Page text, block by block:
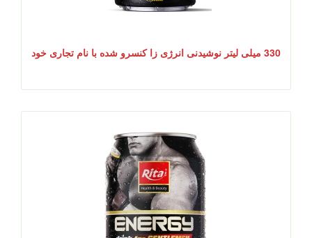
330 میلی لیتر نوشیدنی انرژی زا کنسرو شده با نام تجاری خود